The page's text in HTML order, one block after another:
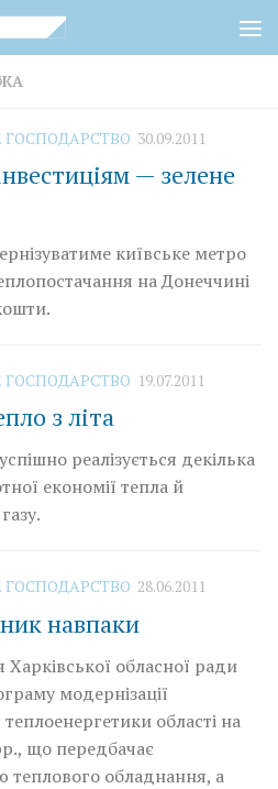
30.09.2011
— зелене
київське метро
на Донеччині
19.07.2011
з літа
реалізується декілька
економії тепла й
28.06.2011
навпаки
Харківської обласної ради
модернізації
області на
що передбачає
теплового обладнання, а